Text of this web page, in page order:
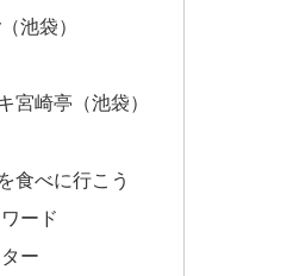
池袋）
宮崎亭（池袋）
食べに行こう
ード
ー